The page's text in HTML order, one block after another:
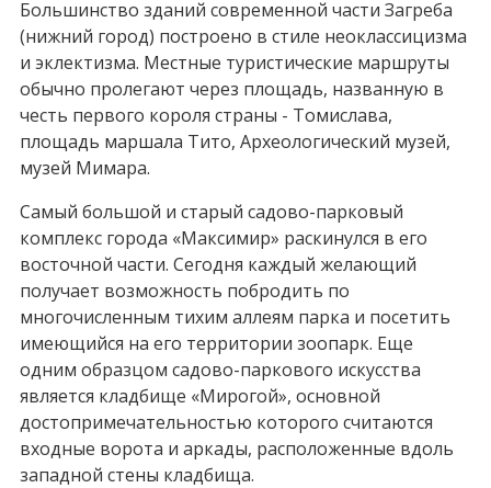
Большинство зданий современной части Загреба
(нижний город) построено в стиле неоклассицизма
и эклектизма. Местные туристические маршруты
обычно пролегают через площадь, названную в
честь первого короля страны - Томислава,
площадь маршала Тито, Археологический музей,
музей Мимара.
Самый большой и старый садово-парковый
комплекс города «Максимир» раскинулся в его
восточной части. Сегодня каждый желающий
получает возможность побродить по
многочисленным тихим аллеям парка и посетить
имеющийся на его территории зоопарк. Еще
одним образцом садово-паркового искусства
является кладбище «Мирогой», основной
достопримечательностью которого считаются
входные ворота и аркады, расположенные вдоль
западной стены кладбища.